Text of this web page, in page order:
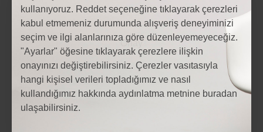
kullanıyoruz. Reddet seçeneğine tıklayarak çerezleri
kabul etmemeniz durumunda alışveriş deneyiminizi
seçim ve ilgi alanlarınıza göre düzenleyemeyeceğiz.
"Ayarlar" öğesine tıklayarak çerezlere ilişkin
onayınızı değiştirebilirsiniz. Çerezler vasıtasıyla
hangi kişisel verileri topladığımız ve nasıl
kullandığımız hakkında aydınlatma metnine buradan
ulaşabilirsiniz.
Etiketler:
Motosiklet KNMASTER TT-700 Titreşim Önleyicili Motosiklet
Telefon Tutucu
Motosiklet KNMASTER TT-700 Titreşim Önleyicili Motosiklet
Telefon Tutucu fiyatları
Motosiklet Modelleri
motosiklet Aksesuarları